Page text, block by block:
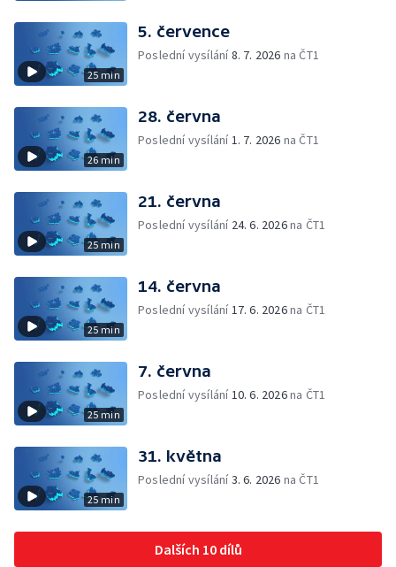
25 min
5. července
Poslední vysílání8. 7. 2026 na ČT1
26 min
28. června
Poslední vysílání1. 7. 2026 na ČT1
25 min
21. června
Poslední vysílání 24. 6. 2026na ČT1
25 min
14. června
Poslední vysílání17. 6. 2026na ČT1
25 min
7. června
Poslední vysílání10. 6. 2026na ČT1
25 min
31. května
Poslední vysílání3. 6. 2026 na ČT1
Dalších 10 dílů